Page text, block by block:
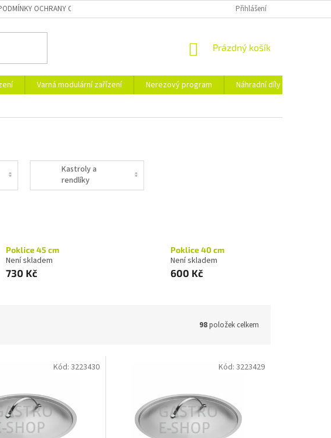
OCHRANY OSOBNÍCH ÚDAJŮ Přihlášení
NÁKUPNÍ
Prázdný košík
Varná modulární zařízení Nerezový program Náhradní díly
Kastroly a
rendlíky
Poklice 45 cm
Není skladem
730 Kč
Poklice 40 cm
Není skladem
600 Kč
98položek celkem
Kód: 3223430 Kód: 3223429